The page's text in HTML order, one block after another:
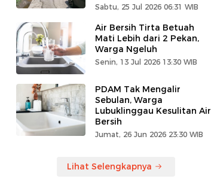
Sabtu, 25 Jul 2026 06:31 WIB
Air Bersih Tirta Betuah
Mati Lebih dari 2 Pekan,
Warga Ngeluh
Senin, 13 Jul 2026 13:30 WIB
PDAM Tak Mengalir
Sebulan, Warga
Lubuklinggau Kesulitan Air
Bersih
Jumat, 26 Jun 2026 23:30 WIB
Lihat Selengkapnya